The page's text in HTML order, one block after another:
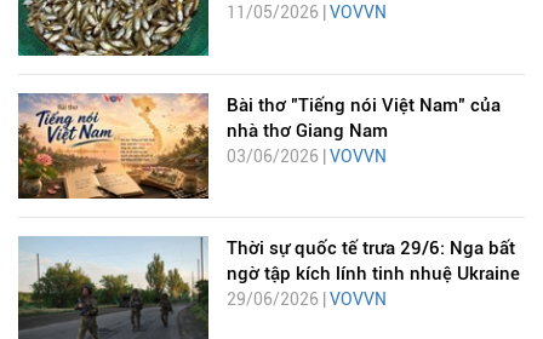
11/05/2026 | VOVVN
Bài thơ "Tiếng nói Việt Nam" của
nhà thơ Giang Nam
03/06/2026 |VOVVN
Thời sự quốc tế trưa 29/6: Nga bất
ngờ tập kích lính tinh nhuệ Ukraine
29/06/2026 | VOVVN